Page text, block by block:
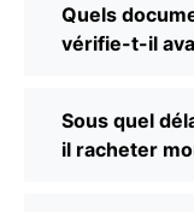
Quels
vérifie-t-il
Sous quel
il racheter